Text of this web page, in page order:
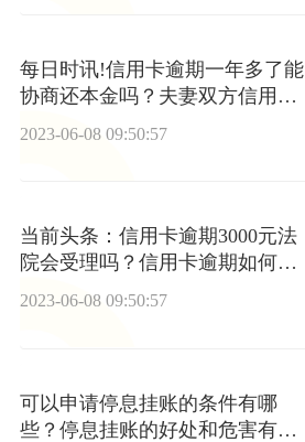
每日时讯!信用卡逾期一年多了能
协商还本金吗？夫妻双方信用卡
2023-06-08 09:50:57
当前头条：信用卡逾期3000元法
院会受理吗？信用卡逾期如何补
救？
2023-06-08 09:50:57
可以申请停息挂账的条件有哪
些？停息挂账的好处和危害有哪